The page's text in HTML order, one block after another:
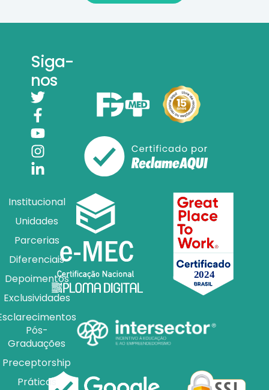
Siga-
nos
Institucional
Unidades
Parcerias
Diferenciais
Depoimentos
Exclusividades
Pós-
Graduações
Preceptorship
Práticas